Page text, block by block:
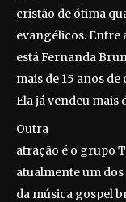
cristão de ótima
evangélicos. Entre
está Fernanda
mais de 15 anos
Ela já vendeu mais
Outra
atração é o grupo
atualmente um
da música gospel